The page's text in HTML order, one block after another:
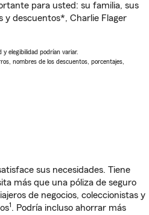
para usted: su familia, sus
y descuentos*, Charlie Flager
elegibilidad podrían variar.
nombres de los descuentos, porcentajes,
sus necesidades. Tiene
más que una póliza de seguro
de negocios, coleccionistas y
1. Podría incluso ahorrar más